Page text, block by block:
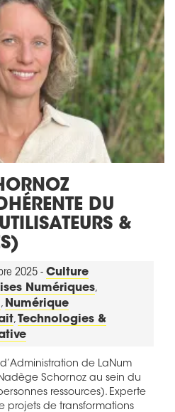
DU
&
2025 - Culture
Numériques,
, Numérique
,Technologies &
de LaNum
Schornoz au sein du
ressources). Experte
de transformations